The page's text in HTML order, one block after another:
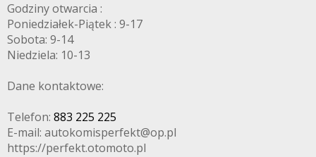
Godziny otwarcia :
Poniedziałek-Piątek : 9-17
Sobota: 9-14
Niedziela: 10-13
Dane kontaktowe:
Telefon: 883 225 225
E-mail: autokomisperfekt@op.pl
https://perfekt.otomoto.pl